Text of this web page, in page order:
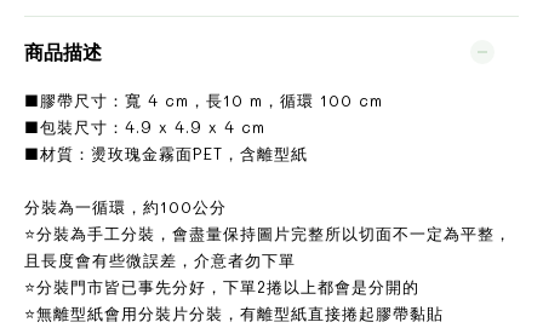
商品描述
■膠帶尺寸：寬 4 cm，長10 m，循環 100 cm
■包裝尺寸：4.9 x 4.9 x 4 cm
■材質：燙玫瑰金霧面PET，含離型紙
分裝為一循環，約100公分
⭐分裝為手工分裝，會盡量保持圖片完整所以切面不一定為平整，
且長度會有些微誤差，介意者勿下單
⭐分裝門市皆已事先分好，下單2捲以上都會是分開的
⭐無離型紙會用分裝片分裝，有離型紙直接捲起膠帶黏貼